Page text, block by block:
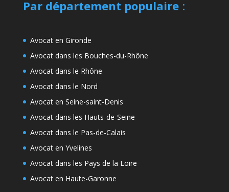
Par département populaire:
Avocat en Gironde
Avocat dans les Bouches-du-Rhône
Avocat dans le Rhône
Avocat dans le Nord
Avocat en Seine-saint-Denis
Avocat dans les Hauts-de-Seine
Avocat dans le Pas-de-Calais
Avocat en Yvelines
Avocat dans les Pays de la Loire
Avocat en Haute-Garonne